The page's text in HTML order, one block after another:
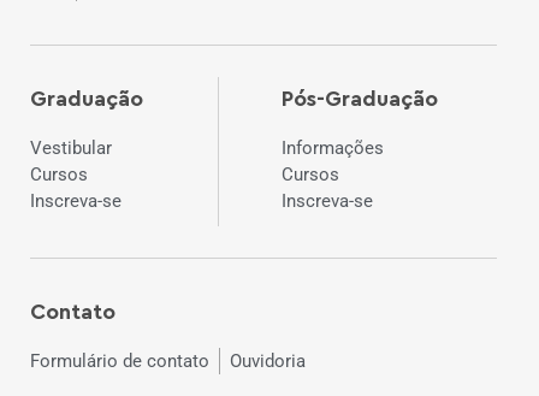
Graduação
Vestibular
Cursos
Inscreva-se
Pós-Graduação
Informações
Cursos
Inscreva-se
Contato
Formulário de contato Ouvidoria